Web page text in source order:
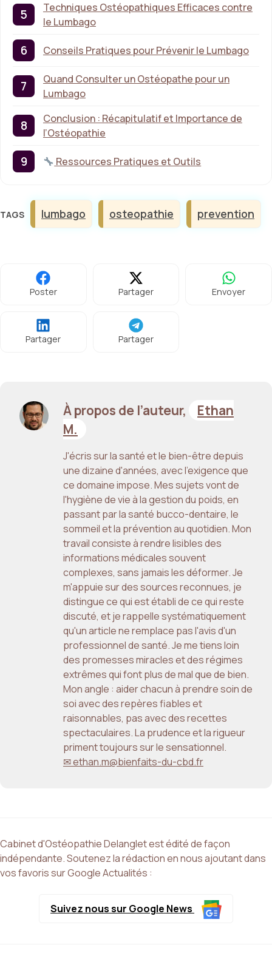
Techniques Ostéopathiques Efficaces contre
le Lumbago
Conseils Pratiques pour Prévenir le Lumbago
Quand Consulter un Ostéopathe pour un
Lumbago
Conclusion : Récapitulatif et Importance de
l’Ostéopathie
Ressources Pratiques et Outils
Étiquettes
lumbago osteopathie prevention
Poster Partager Envoyer
Partager Partager
À propos de l’auteur,
Ethan
M.
J'écris sur la santé et le bien-être depuis
une dizaine d'années, avec l'exigence que
ce domaine impose. Mes sujets vont de
l'hygiène de vie à la gestion du poids, en
passant par la santé bucco-dentaire, le
sommeil et la prévention au quotidien. Mon
travail consiste à rendre lisibles des
informations médicales souvent
complexes, sans jamais les déformer. Je
m'appuie sur des sources reconnues, je
distingue ce qui est établi de ce qui reste
discuté, et je rappelle systématiquement
qu'un article ne remplace pas l'avis d'un
professionnel de santé. Je me tiens loin
des promesses miracles et des régimes
extrêmes qui font plus de mal que de bien.
Mon angle : aider chacun à prendre soin de
soi avec des repères fiables et
raisonnables, pas avec des recettes
spectaculaires. La prudence et la rigueur
priment toujours sur le sensationnel.
✉ ethan.m@bienfaits-du-cbd.fr
Cabinet d'Ostéopathie Delanglet est édité de façon
indépendante. Soutenez la rédaction en nous ajoutant dans
vos favoris sur Google Actualités :
Suivez nous sur Google News